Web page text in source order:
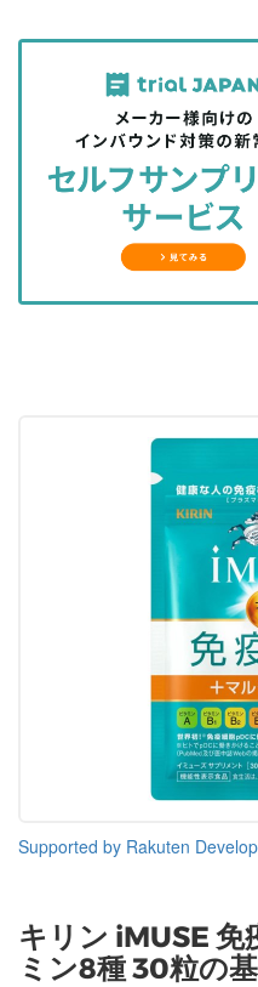
記
を
シ
ェ
る
記
事
を
シ
ェ
ア
す
る
Supported by Rakuten
キリン iMUSE 免
ミン8種 30粒の